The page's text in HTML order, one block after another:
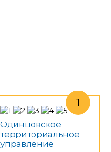
Одинцовское
территориальное
управление